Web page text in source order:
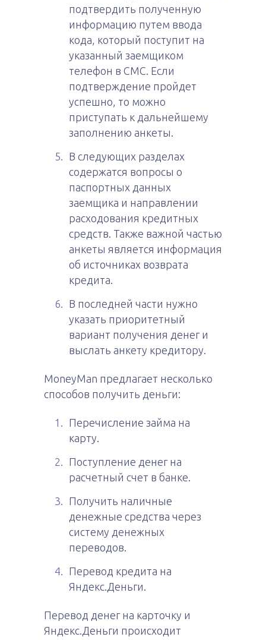
подтвердить полученную
информацию путем ввода
кода, который поступит на
указанный заемщиком
телефон в СМС. Если
подтверждение пройдет
успешно, то можно
приступать к дальнейшему
заполнению анкеты.
В следующих разделах
содержатся вопросы о
паспортных данных
заемщика и направлении
расходования кредитных
средств. Также важной частью
анкеты является информация
об источниках возврата
кредита.
В последней части нужно
указать приоритетный
вариант получения денег и
выслать анкету кредитору.
MoneyMan предлагает несколько
способов получить деньги:
Перечисление займа на
карту.
Поступление денег на
расчетный счет в банке.
Получить наличные
денежные средства через
систему денежных
переводов.
Перевод кредита на
Яндекс.Деньги.
Перевод денег на карточку и
Яндекс.Деньги происходит